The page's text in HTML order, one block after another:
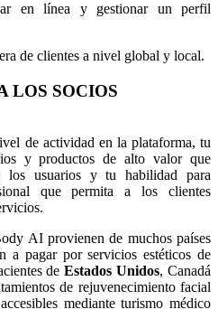
en línea y gestionar un perfil
de clientes a nivel global y local.
LOS SOCIOS
de actividad en la plataforma, tu
y productos de alto valor que
los usuarios y tu habilidad para
que permita a los clientes
AI provienen de muchos países
a pagar por servicios estéticos de
deEstados Unidos, Canadá
de rejuvenecimiento facial
mediante turismo médico